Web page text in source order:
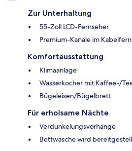
Zur Unterhaltung
55-Zoll LCD-Fernseher
Premium-Kanäle im
Komfortausstattung
Klimaanlage
Wasserkocher mit Kaffee-/
Bügeleisen/Bügelbrett
Für erholsame Nächte
Verdunkelungsvorhänge
Bettwäsche wird